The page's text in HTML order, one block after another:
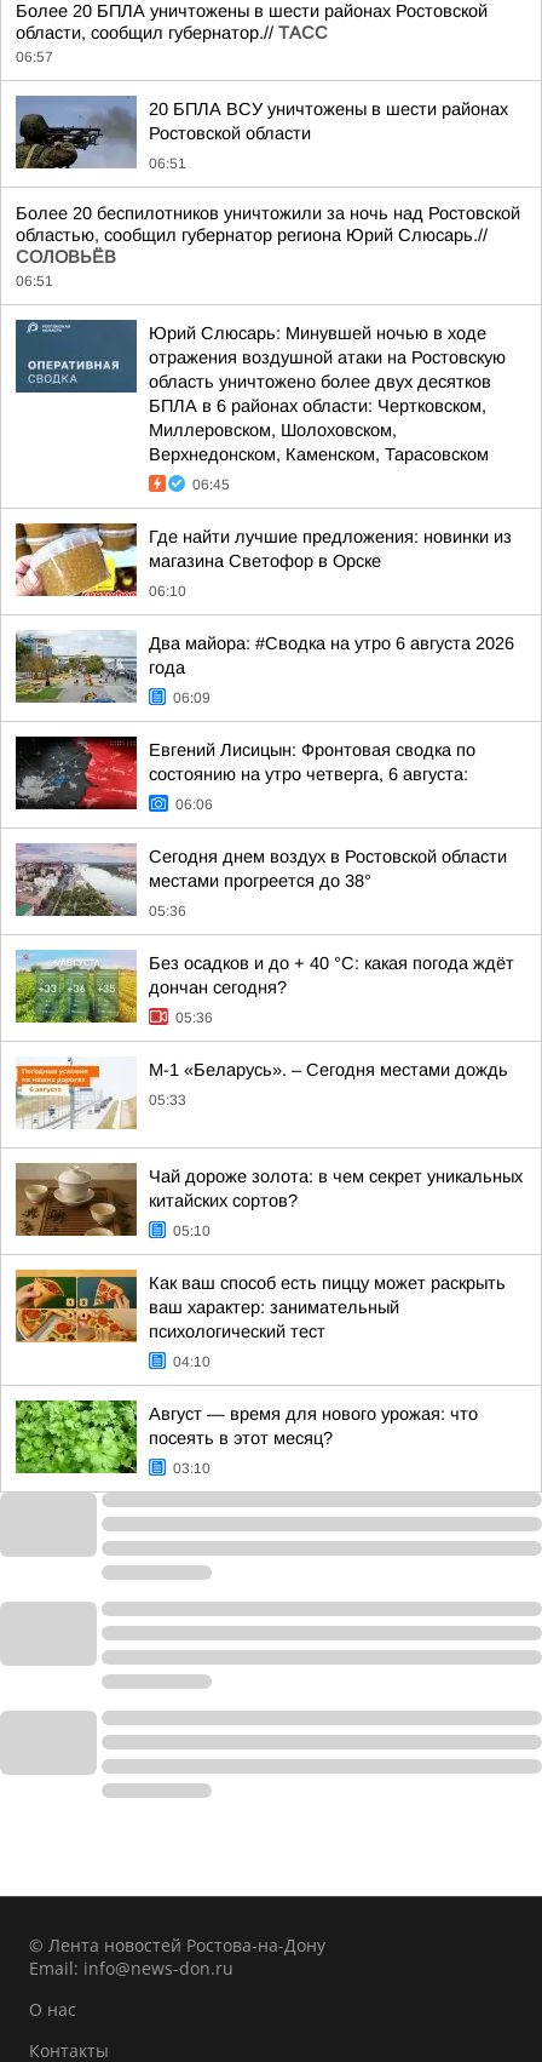
Более 20 БПЛА уничтожены в шести районах Ростовской
области, сообщил губернатор.// ТАСС
06:57
20 БПЛА ВСУ уничтожены в шести районах
Ростовской области
06:51
Более 20 беспилотников уничтожили за ночь над Ростовской
областью, сообщил губернатор региона Юрий Слюсарь.//
СОЛОВЬЁВ
06:51
Юрий Слюсарь: Минувшей ночью в ходе
отражения воздушной атаки на Ростовскую
область уничтожено более двух десятков
БПЛА в 6 районах области: Чертковском,
Миллеровском, Шолоховском,
Верхнедонском, Каменском, Тарасовском
06:45
Где найти лучшие предложения: новинки из
магазина Светофор в Орске
06:10
Два майора: #Сводка на утро 6 августа 2026
года
06:09
Евгений Лисицын: Фронтовая сводка по
состоянию на утро четверга, 6 августа:
06:06
Сегодня днем воздух в Ростовской области
местами прогреется до 38°
05:36
Без осадков и до + 40 °С: какая погода ждёт
дончан сегодня?
05:36
М-1 «Беларусь». – Сегодня местами дождь
05:33
Чай дороже золота: в чем секрет уникальных
китайских сортов?
05:10
Как ваш способ есть пиццу может раскрыть
ваш характер: занимательный
психологический тест
04:10
Август — время для нового урожая: что
посеять в этот месяц?
03:10
© Лента новостей Ростова-на-Дону
Email: info@news-don.ru
О нас
Контакты